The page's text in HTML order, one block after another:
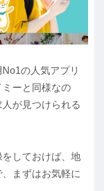
の人気アプリ
ーと同様なの
が見つけられる
しておけば、地
まずはお気軽に